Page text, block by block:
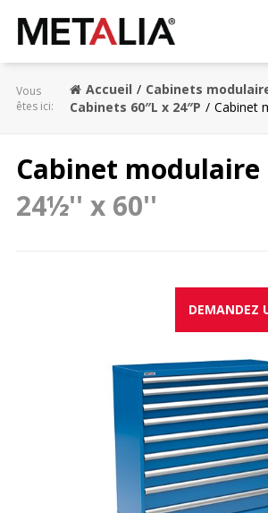
Produits
Réalisations
Vous
êtes ici:
Accueil
Cabinets
Cabinets 60″L x 24″P
Cabinet
Cabinet modulaire
24½'' x 60''
DEMANDEZ